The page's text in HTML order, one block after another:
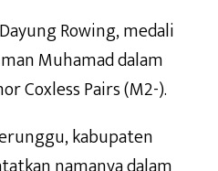
Rowing, medali
Muhamad dalam
Coxless Pairs (M2-).
kabupaten